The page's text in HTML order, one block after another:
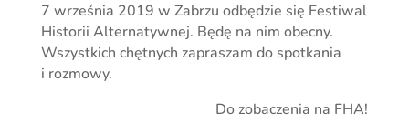
7 września 2019 w Zabrzu odbędzie się Festiwal
Historii Alternatywnej. Będę na nim obecny.
Wszystkich chętnych zapraszam do spotkania
i rozmowy.
Do zobaczenia na FHA!